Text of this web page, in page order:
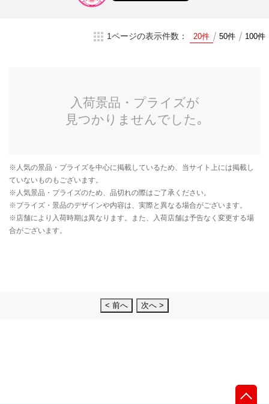
1ページの表示件数： 20件 50件 100件
< 前へ 次へ >